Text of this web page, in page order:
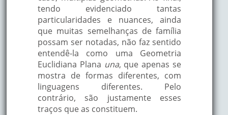
tendo evidenciado tantas
particularidades e nuances, ainda
que muitas semelhanças de família
possam ser notadas, não faz sentido
entendê-la como uma Geometria
Euclidiana Plana una, que apenas se
mostra de formas diferentes, com
linguagens diferentes. Pelo
contrário, são justamente esses
traços que as constituem.